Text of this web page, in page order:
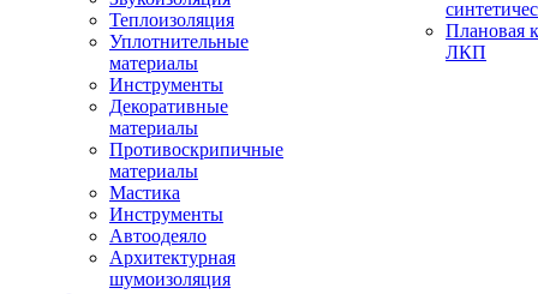
Теплоизоляция
Уплотнительные
материалы
Инструменты
Декоративные
материалы
Противоскрипичные
материалы
Мастика
Инструменты
Автоодеяло
Архитектурная
шумоизоляция
Плановая
ЛКП